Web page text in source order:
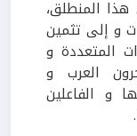
لسنة 2001. و من هذا المنطلق،
و إلى تثمين
المتعددة و
العرب و
و الفاعلين